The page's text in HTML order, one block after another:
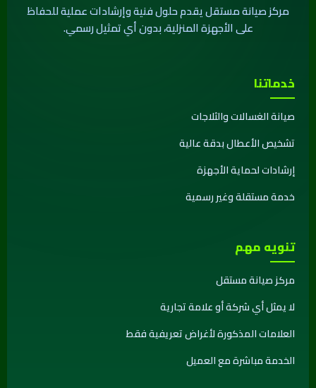
مركز صيانة مستقل يقدم حلول فنية وإرشادات عملية للحفاظ
على الأجهزة المنزلية، بدون أي تمثيل رسمي.
خدماتنا
صيانة الغسالات والثلاجات
تشخيص الأعطال بدقة عالية
إرشادات لحماية الأجهزة
خدمة مستقلة وغير رسمية
تنويه مهم
مركز صيانة مستقل
لا يمثل أي شركة أو علامة تجارية
العلامات المذكورة لأغراض تعريفية فقط
الخدمة مباشرة مع العميل